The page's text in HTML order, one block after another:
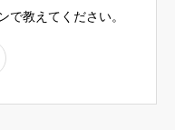
で教えてください。